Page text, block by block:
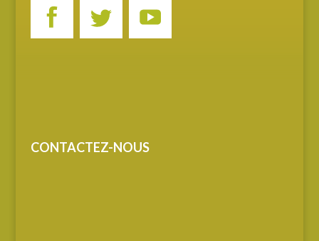
CONTACTEZ-NOUS